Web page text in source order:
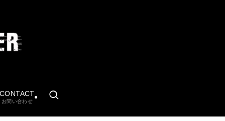
CONTACT
お問い合わせ